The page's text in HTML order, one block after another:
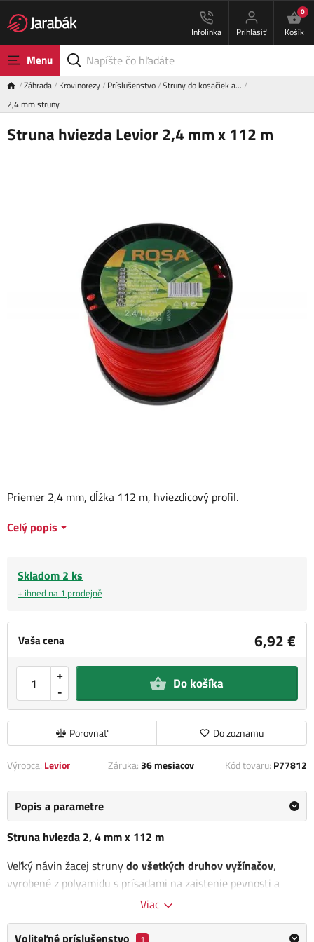
Infolinka Prihlásiť
0
Košík
Menu
Záhrada Krovinorezy Príslušenstvo Struny do kosačiek a…
2,4 mm struny
Struna hviezda Levior 2,4 mm x 112 m
Vaša cena 6,92 €
-
+ Do košíka
Porovnať Do zoznamu
Priemer 2,4 mm, dĺžka 112 m, hviezdicový profil.
Celý popis
Skladom 2 ks
+ ihned na 1 prodejně
Výrobca: Levior Záruka:36 mesiacov Kód tovaru: P77812
Popis a parametre
Struna hviezda 2, 4 mm x 112 m
Veľký návin žacej strunydo všetkých druhov vyžínačov,
vyrobené z polyamidu s prísadami na zaistenie pevnosti a
Kategória
2,4 mm struny
Viac
Voliteľné príslušenstvo